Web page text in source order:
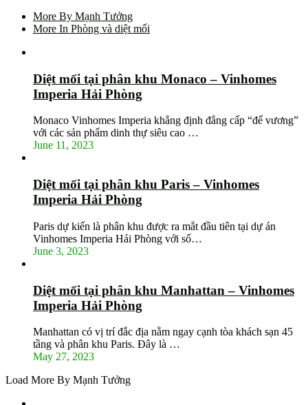
More By Mạnh Tưởng
More In Phòng và diệt mối
Diệt mối tại phân khu Monaco – Vinhomes
Imperia Hải Phòng
Monaco Vinhomes Imperia khẳng định đẳng cấp “đế vương”
với các sản phẩm dinh thự siêu cao …
June 11, 2023
Diệt mối tại phân khu Paris – Vinhomes
Imperia Hải Phòng
Paris dự kiến là phân khu được ra mắt đầu tiên tại dự án
Vinhomes Imperia Hải Phòng với số…
June 3, 2023
Diệt mối tại phân khu Manhattan – Vinhomes
Imperia Hải Phòng
Manhattan có vị trí đắc địa nằm ngay cạnh tòa khách sạn 45
tầng và phân khu Paris. Đây là …
May 27, 2023
Load More By Mạnh Tưởng